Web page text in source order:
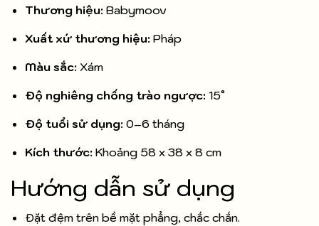
Thương hiệu: Babymoov
Xuất xứ thương hiệu: Pháp
Màu sắc: Xám
Độ nghiêng chống trào ngược: 15°
Độ tuổi sử dụng: 0–6 tháng
Kích thước: Khoảng 58 x 38 x 8 cm
Hướng dẫn sử dụng
Đặt đệm trên bề mặt phẳng, chắc chắn.